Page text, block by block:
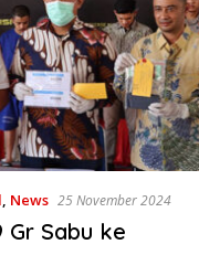
, News 25 November 2024
Gr Sabu ke